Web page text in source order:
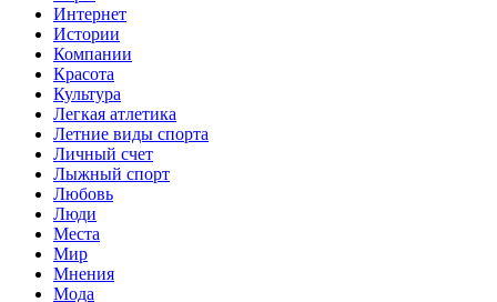
Интернет
Истории
Компании
Красота
Культура
Легкая атлетика
Летние виды спорта
Личный счет
Лыжный спорт
Любовь
Люди
Места
Мир
Мнения
Мода